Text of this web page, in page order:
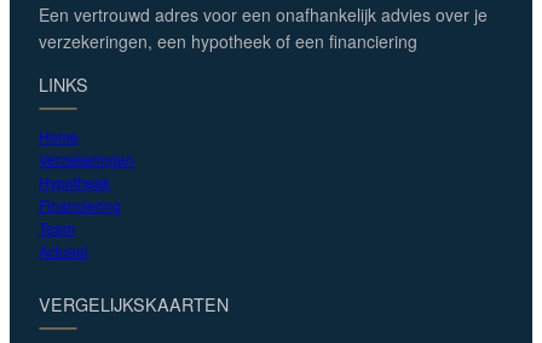
Een vertrouwd adres voor een onafhankelijk advies over je
verzekeringen, een hypotheek of een financiering
LINKS
Home
Verzekeringen
Hypotheek
Financiering
Team
Actueel
VERGELIJKSKAARTEN